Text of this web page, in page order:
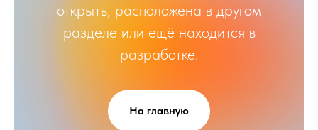
открыть, расположена в другом
разделе или ещё находится в
разработке.
На главную